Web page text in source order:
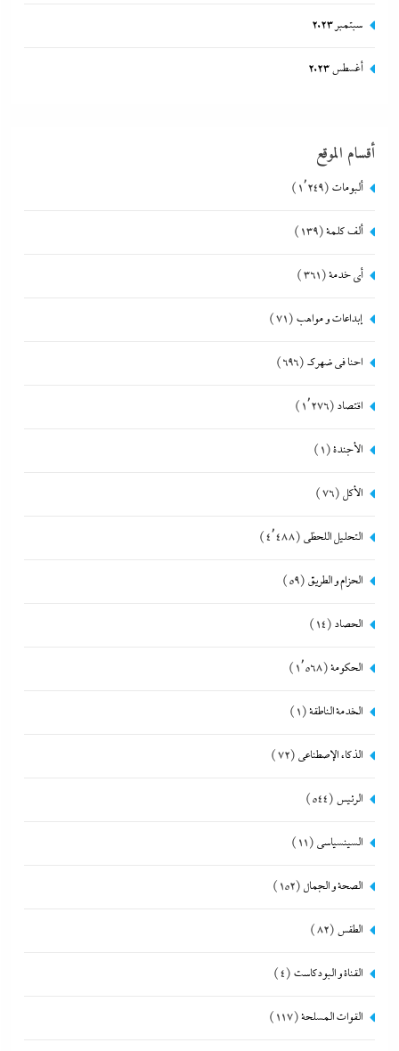
سبتمبر 2023
أغسطس 2023
أقسام الموقع
ألبومات (1٬249)
ألف كلمة(139)
أي خدمة(361)
إبداعات و مواهب (71)
احنا في ضهرك (696)
اقتصاد (1٬276)
الأجندة(1)
الأكل (76)
التحليل اللحظي (4٬488)
الحزام و الطريق (59)
الحصاد (14)
الحكومة(1٬568)
الخدمة الناطقة(1)
الذكاء الإصطناعي (72)
الرئيس (544)
السينسياسي (11)
الصحة و الجمال (152)
الطقس (82)
القناة و البودكاست (4)
القوات المسلحة(117)